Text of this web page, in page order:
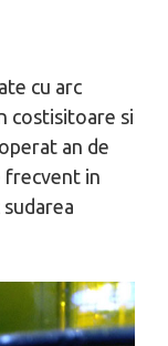
cu arc
costisitoare si
an de
frecvent in